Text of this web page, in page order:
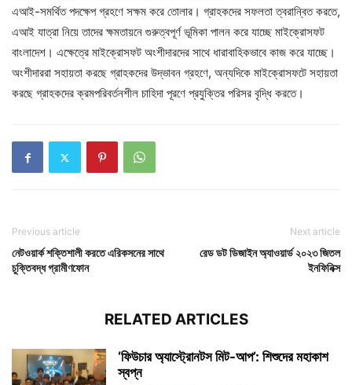
এআই-সমর্থিত পদক্ষেপ গ্রহণে সক্ষম করে তোলার। গ্রাহকদের সফলতা ত্বরান্বিত করতে,
এআই যাত্রা নিয়ে তাদের ক্ষমতায়নে গুরুত্বপূর্ণ ভূমিকা পালন করে যাচ্ছে মাইক্রোসফট
বাংলাদেশ। এক্ষেত্রে মাইক্রোসফট অংশীদারদের সাথে ধারাবাহিকভাবে কাজ করে যাচ্ছে।
অংশীদাররা সহায়তা করছে গ্রাহকদের উদ্ভাবন গ্রহণে, অন্যদিকে মাইক্রোসফটে সহায়তা
করছে গ্রাহকদের ক্রমপরিবর্তনশীল চাহিদা পূরণে প্রযুক্তির পরিসর বৃদ্ধি করতে।
Previous article
নেটওয়ার্ক শক্তিশালী করতে এরিকসনের সাথে
চুক্তিবদ্ধ গ্রামীণফোন
Next article
রেড ডট ডিজাইন অ্যাওয়ার্ড ২০২৩ জিতল
ইনফিনিক্স
RELATED ARTICLES
‘ফিউচার অ্যাস্ট্রোনটস মিট-আপ’: শিশুদের মহাকাশ
স্বপ্ন